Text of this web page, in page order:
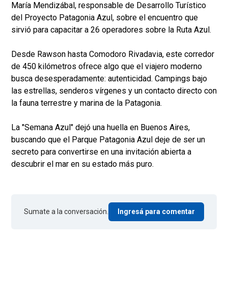
María Mendizábal, responsable de Desarrollo Turístico
del Proyecto Patagonia Azul, sobre el encuentro que
sirvió para capacitar a 26 operadores sobre la Ruta Azul.
Desde Rawson hasta Comodoro Rivadavia, este corredor
de 450 kilómetros ofrece algo que el viajero moderno
busca desesperadamente: autenticidad. Campings bajo
las estrellas, senderos vírgenes y un contacto directo con
la fauna terrestre y marina de la Patagonia.
La "Semana Azul" dejó una huella en Buenos Aires,
buscando que el Parque Patagonia Azul deje de ser un
secreto para convertirse en una invitación abierta a
descubrir el mar en su estado más puro.
Sumate a la conversación. Ingresá para comentar